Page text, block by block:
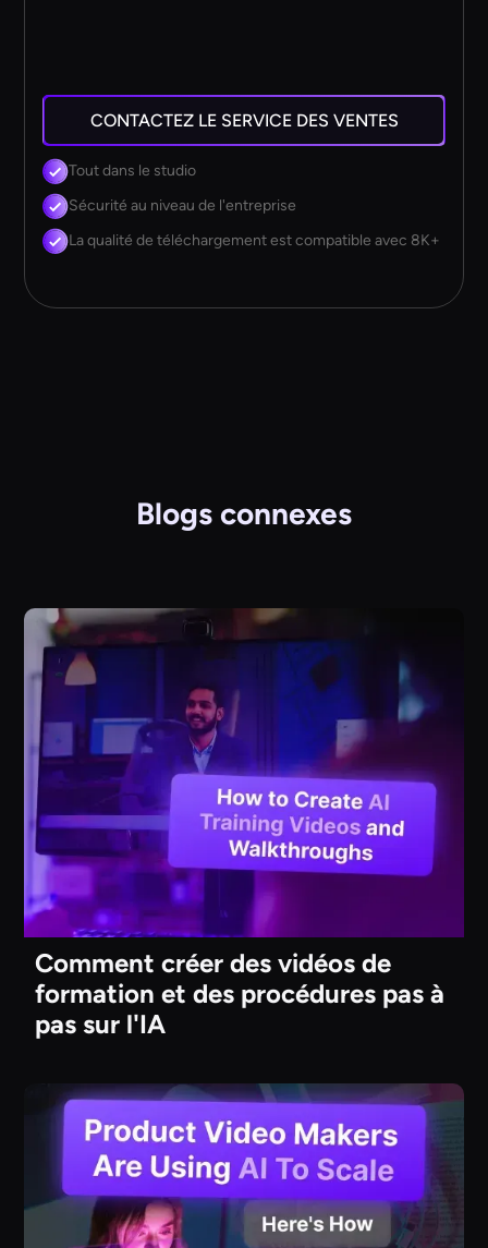
CONTACTEZ LE SERVICE DES VENTES
Tout dans le studio
Sécurité au niveau de l'entreprise
La qualité de téléchargement est compatible avec 8K+
Blogs connexes
Comment créer des vidéos de
formation et des procédures pas à
pas sur l'IA